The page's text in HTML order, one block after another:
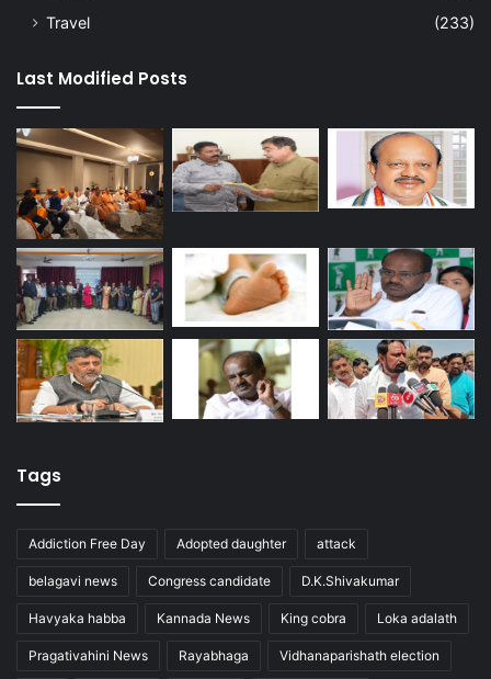
Travel
(233)
Last Modified Posts
Tags
Addiction Free Day Adopted daughter attack
belagavi news Congress candidate D.K.Shivakumar
Havyaka habba Kannada News King cobra Loka adalath
Pragativahini News Rayabhaga Vidhanaparishath election